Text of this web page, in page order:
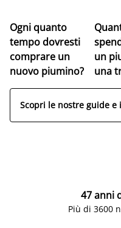
Ogni quanto
tempo dovresti
comprare un
nuovo piumino?
un
una
Scopri le nostre guide e
47 anni
Più di 3600